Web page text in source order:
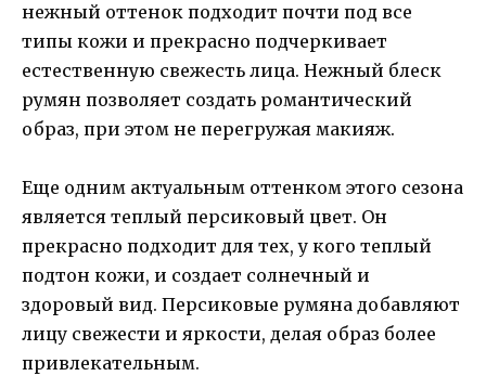
нежный оттенок подходит почти под все
типы кожи и прекрасно подчеркивает
естественную свежесть лица. Нежный блеск
румян позволяет создать романтический
образ, при этом не перегружая макияж.
Еще одним актуальным оттенком этого сезона
является теплый персиковый цвет. Он
прекрасно подходит для тех, у кого теплый
подтон кожи, и создает солнечный и
здоровый вид. Персиковые румяна добавляют
лицу свежести и яркости, делая образ более
привлекательным.